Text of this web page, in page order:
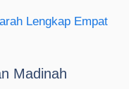
Lengkap Empat
Madinah